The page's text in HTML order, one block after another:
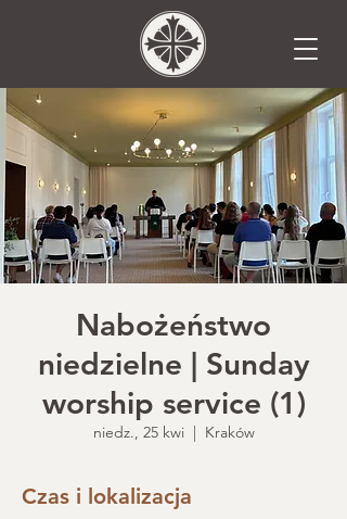
Nabożeństwo
niedzielne | Sunday
worship service (1)
niedz., 25 kwi
  |
Kraków
Czas i lokalizacja